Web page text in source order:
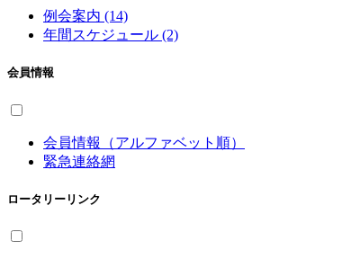
例会案内 (14)
年間スケジュール (2)
会員情報
会員情報（アルファベット順）
緊急連絡網
ロータリーリンク